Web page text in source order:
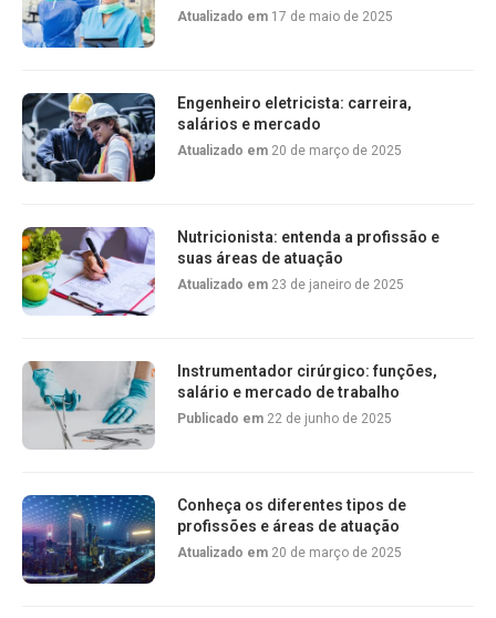
Atualizado em 17 de maio de 2025
Engenheiro eletricista: carreira,
salários e mercado
Atualizado em 20 de março de 2025
Nutricionista: entenda a profissão e
suas áreas de atuação
Atualizado em 23 de janeiro de 2025
Instrumentador cirúrgico: funções,
salário e mercado de trabalho
Publicado em 22 de junho de 2025
Conheça os diferentes tipos de
profissões e áreas de atuação
Atualizado em 20 de março de 2025